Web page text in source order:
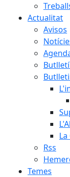
Actualitat
Avisos
Rss
Temes